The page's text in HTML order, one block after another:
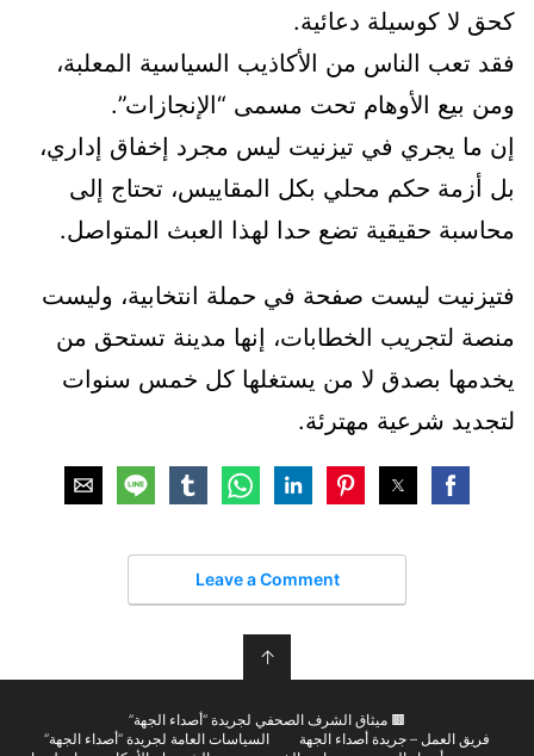
كحق لا كوسيلة دعائية.
فقد تعب الناس من الأكاذيب السياسية المعلبة،
ومن بيع الأوهام تحت مسمى “الإنجازات”.
إن ما يجري في تيزنيت ليس مجرد إخفاق إداري،
بل أزمة حكم محلي بكل المقاييس، تحتاج إلى
محاسبة حقيقية تضع حدا لهذا العبث المتواصل.
فتيزنيت ليست صفحة في حملة انتخابية، وليست
منصة لتجريب الخطابات، إنها مدينة تستحق من
يخدمها بصدق لا من يستغلها كل خمس سنوات
لتجديد شرعية مهترئة.
Leave a Comment
↑
🟫 ميثاق الشرف الصحفي لجريدة “أصداء الجهة”
فريق العمل – جريدة أصداء الجهة
السياسات العامة لجريدة “أصداء الجهة”